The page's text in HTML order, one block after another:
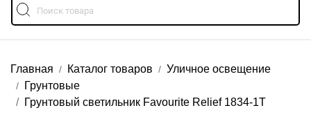
Главная Каталог товаров
Уличное освещение
Грунтовые
Грунтовый светильник Favourite Relief 1834-1T